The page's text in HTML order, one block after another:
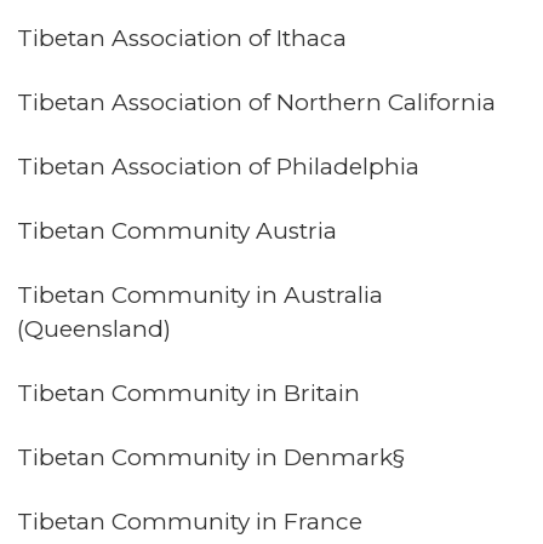
Tibetan Association of Ithaca
Tibetan Association of Northern California
Tibetan Association of Philadelphia
Tibetan Community Austria
Tibetan Community in Australia
(Queensland)
Tibetan Community in Britain
Tibetan Community in Denmark§
Tibetan Community in France